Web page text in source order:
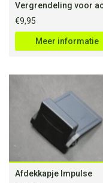
€9,95
Meer informatie
Afdekkapje Impulse